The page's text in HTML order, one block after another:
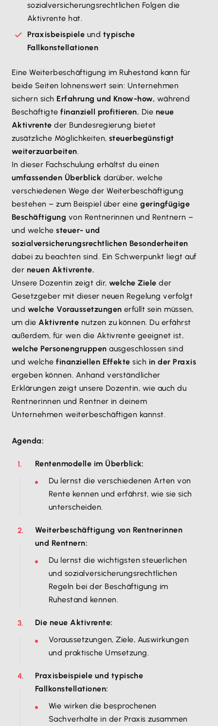
sozialversicherungsrechtlichen Folgen die
Aktivrente hat.
Praxisbeispiele und typische
Fallkonstellationen
Eine Weiterbeschäftigung im Ruhestand kann für
beide Seiten lohnenswert sein: Unternehmen
sichern sich Erfahrung und Know-how, während
Beschäftigtefinanziell profitieren. Die neue
Aktivrenteder Bundesregierung bietet
zusätzliche Möglichkeiten, steuerbegünstigt
weiterzuarbeiten.
In dieser Fachschulung erhältst du einen
umfassenden Überblick darüber, welche
verschiedenen Wege der Weiterbeschäftigung
bestehen – zum Beispiel über einegeringfügige
Beschäftigung von Rentnerinnen und Rentnern –
und welchesteuer- und
sozialversicherungsrechtlichen Besonderheiten
dabei zu beachten sind. Ein Schwerpunkt liegt auf
der neuen Aktivrente.
Unsere Dozentin zeigt dir, welche Ziele der
Gesetzgeber mit dieser neuen Regelung verfolgt
und welche Voraussetzungen erfüllt sein müssen,
um dieAktivrente nutzen zu können. Du erfährst
außerdem, für wen die Aktivrente geeignet ist,
welche Personengruppenausgeschlossen sind
und welchefinanziellen Effektesich in der Praxis
ergeben können. Anhand verständlicher
Erklärungen zeigt unsere Dozentin, wie auch du
Rentnerinnen und Rentner in deinem
Unternehmen weiterbeschäftigen kannst.​
​Agenda:
Rentenmodelle im Überblick:
Du lernst die verschiedenen Arten von
Rente kennen und erfährst, wie sie sich
unterscheiden.
Weiterbeschäftigung von Rentnerinnen
und Rentnern:
Du lernst die wichtigsten steuerlichen
und sozialversicherungsrechtlichen
Regeln bei der Beschäftigung im
Ruhestand kennen.
Die neue Aktivrente:
Voraussetzungen, Ziele, Auswirkungen
und praktische Umsetzung.
Praxisbeispiele und typische
Fallkonstellationen:
Wie wirken die besprochenen
Sachverhalte in der Praxis zusammen